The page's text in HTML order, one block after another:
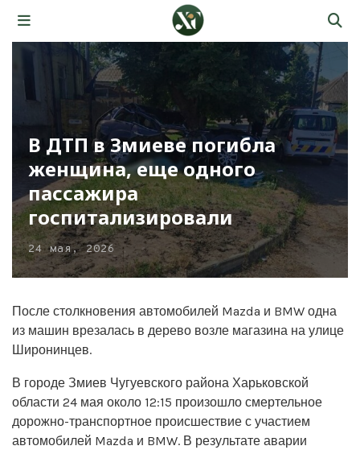
В ДТП в Змиеве погибла
женщина, еще одного
пассажира
госпитализировали
24 мая, 2026
После столкновения автомобилей Mazda и BMW одна
из машин врезалась в дерево возле магазина на улице
Широнинцев.
В городе Змиев Чугуевского района Харьковской
области 24 мая около 12:15 произошло смертельное
дорожно-транспортное происшествие с участием
автомобилей Mazda и BMW. В результате аварии